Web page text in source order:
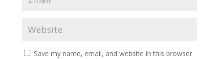
Save my name, email, and website in this browser